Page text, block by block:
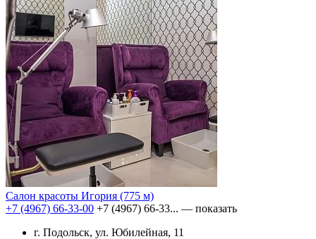
Салон красоты Игория (775 м)
+7 (4967) 66-33-00 +7 (4967) 66-33... — показать
г. Подольск, ул. Юбилейная, 11